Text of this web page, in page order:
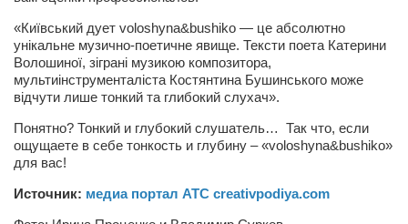
О нас
«Київський дует voloshyna&bushiko — це абсолютно
унікальне музично-поетичне явище. Тексти поета Катерини
Волошиної, зіграні музикою композитора,
мультиінструменталіста Костянтина Бушинського може
відчути лише тонкий та глибокий слухач».
Понятно? Тонкий и глубокий слушатель… Так что, если
ощущаете в себе тонкость и глубину – «voloshyna&bushiko»
для вас!
Источник: медиа портал АТС creativpodiya.com